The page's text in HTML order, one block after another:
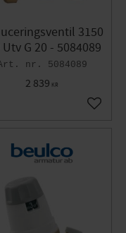
3150
Utv G 20 - 5084089
5084089
2 839 KR
Lägg